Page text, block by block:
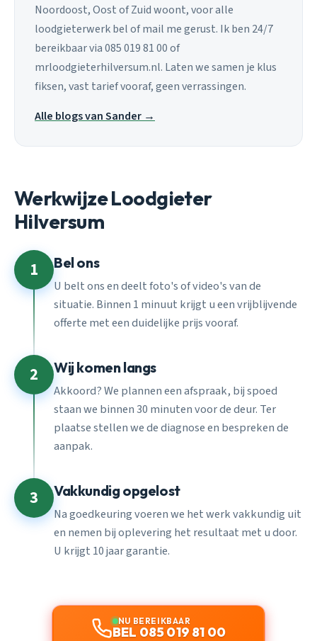
Noordoost, Oost of Zuid woont, voor alle
loodgieterwerk bel of mail me gerust. Ik ben 24/7
bereikbaar via 085 019 81 00 of
mrloodgieterhilversum.nl. Laten we samen je klus
fiksen, vast tarief vooraf, geen verrassingen.
Alle blogs van Sander →
Werkwijze Loodgieter
Hilversum
1 Bel ons
U belt ons en deelt foto's of video's van de
situatie. Binnen 1 minuut krijgt u een vrijblijvende
offerte met een duidelijke prijs vooraf.
2 Wij komen langs
Akkoord? We plannen een afspraak, bij spoed
staan we binnen 30 minuten voor de deur. Ter
plaatse stellen we de diagnose en bespreken de
aanpak.
3 Vakkundig opgelost
Na goedkeuring voeren we het werk vakkundig uit
en nemen bij oplevering het resultaat met u door.
U krijgt 10 jaar garantie.
NU BEREIKBAAR
BEL 085 019 81 00